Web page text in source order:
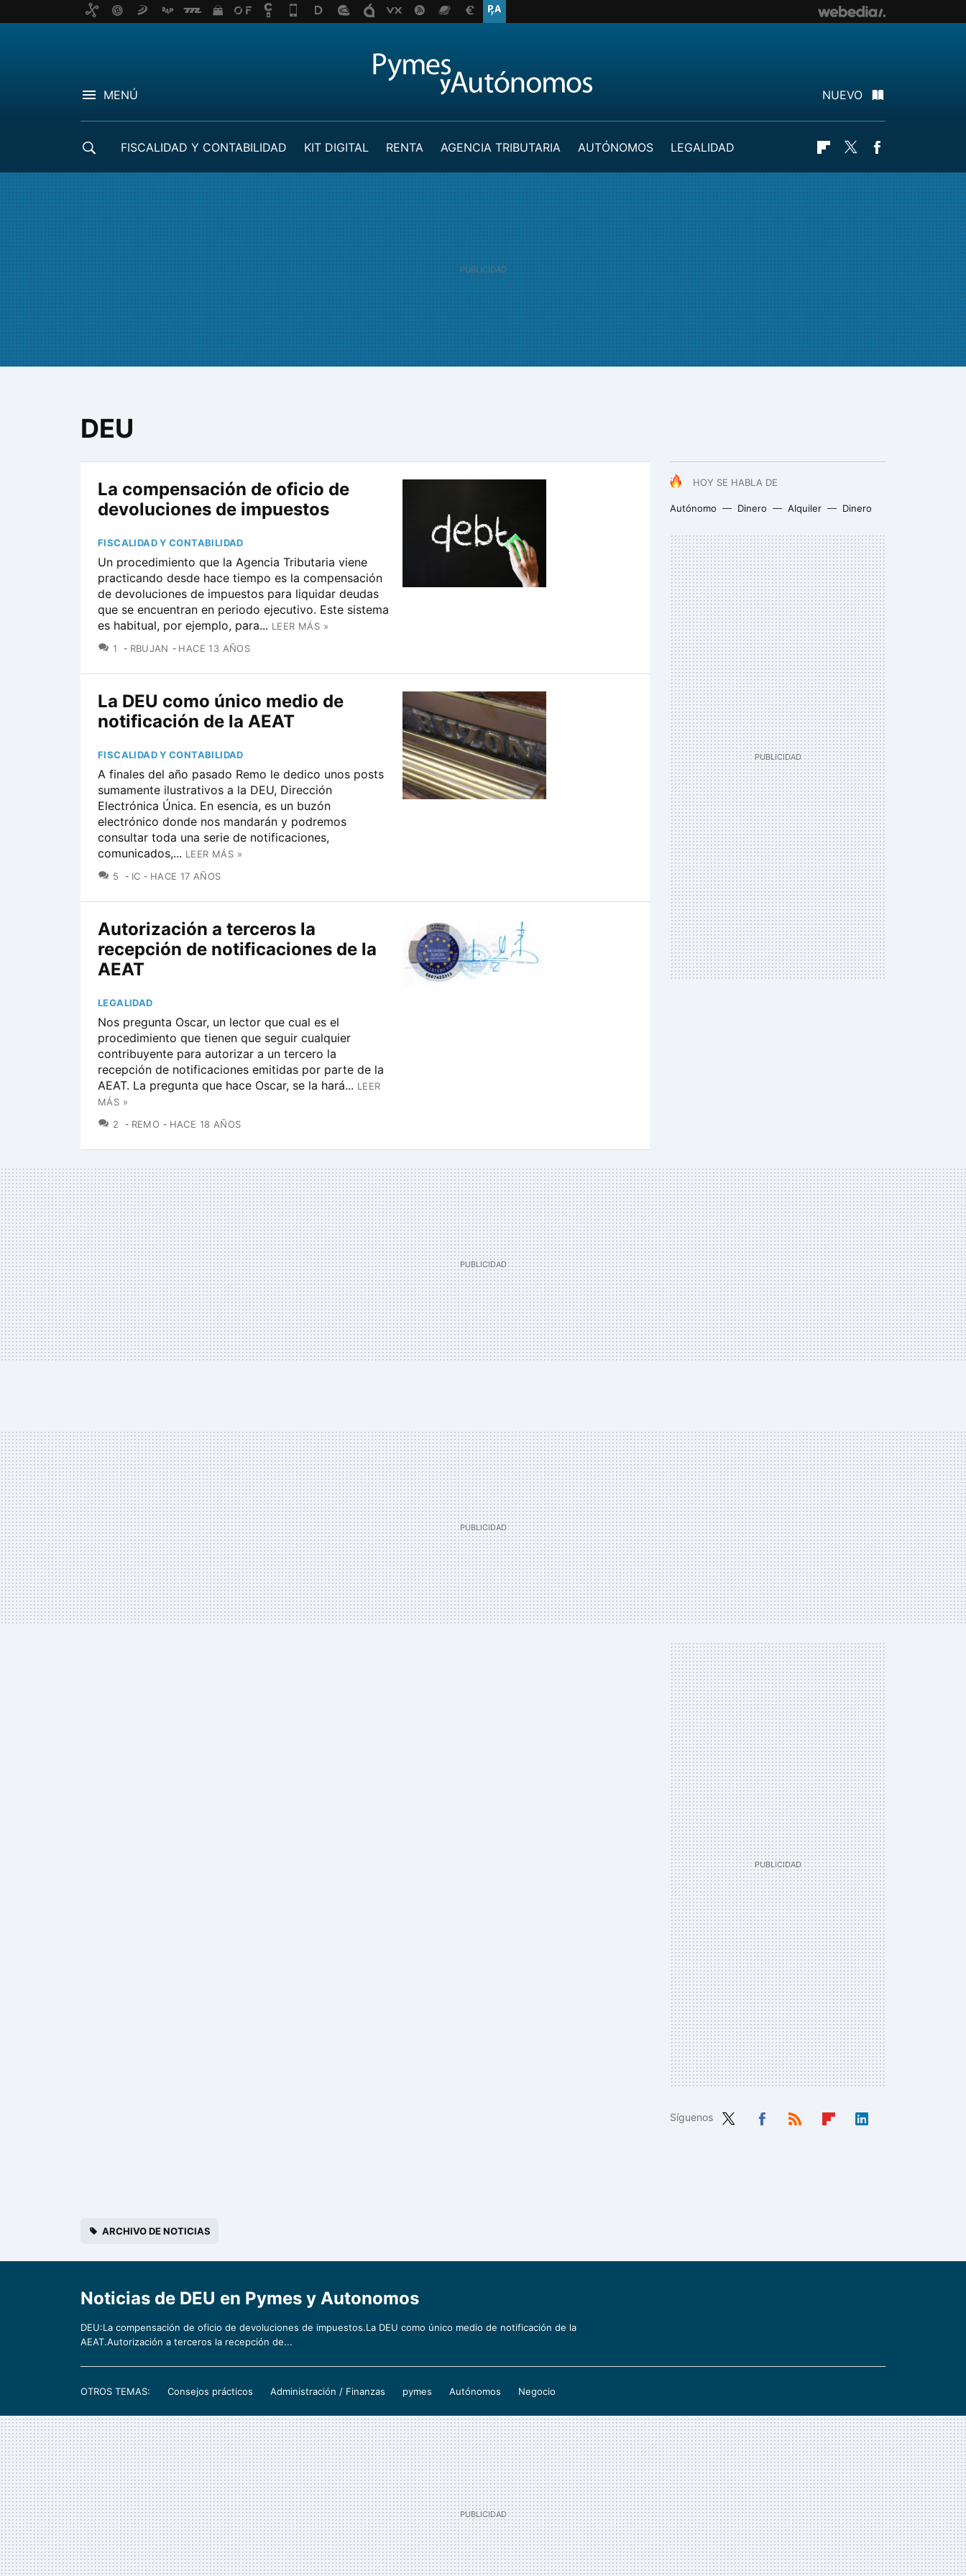
MENÚ NUEVO
FISCALIDAD Y CONTABILIDAD KIT DIGITAL RENTA AGENCIA TRIBUTARIA AUTÓNOMOS
LEGALIDAD
Flipboard
Twitter
DEU
HOY SE HABLA DE
Autónomo Dinero Alquiler Dinero
La compensación de oficio de
devoluciones de impuestos
FISCALIDAD Y CONTABILIDAD
Un procedimiento que la Agencia Tributaria viene
practicando desde hace tiempo es la compensación
de devoluciones de impuestos para liquidar deudas
que se encuentran en periodo ejecutivo. Este sistema
es habitual, por ejemplo, para... LEER MÁS »
1
COMENTARIOS
RBUJAN HACE 13 AÑOS
La DEU como único medio de
notificación de la AEAT
FISCALIDAD Y CONTABILIDAD
A finales del año pasado Remo le dedico unos posts
sumamente ilustrativos a la DEU, Dirección
Electrónica Única. En esencia, es un buzón
electrónico donde nos mandarán y podremos
consultar toda una serie de notificaciones,
comunicados,... LEER MÁS »
5
COMENTARIOS
IC HACE 17 AÑOS
Autorización a terceros la
recepción de notificaciones de la
AEAT
LEGALIDAD
Nos pregunta Oscar, un lector que cual es el
procedimiento que tienen que seguir cualquier
contribuyente para autorizar a un tercero la
recepción de notificaciones emitidas por parte de la
AEAT. La pregunta que hace Oscar, se la hará... LEER
MÁS »
2
COMENTARIOS
REMO HACE 18 AÑOS
Síguenos
ARCHIVO DE NOTICIAS
Noticias de DEU en Pymes y Autonomos
DEU:La compensación de oficio de devoluciones de impuestos.La DEU como único medio de notificación de la
AEAT.Autorización a terceros la recepción de...
OTROS TEMAS: Consejos prácticos Administración / Finanzas pymes Autónomos Negocio